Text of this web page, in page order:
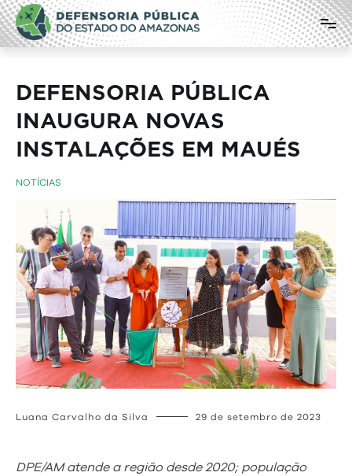
Pular
para
o
conteúdo
Defensoria Pública do Estado do
Amazonas
DEFENSORIA PÚBLICA
INAUGURA NOVAS
INSTALAÇÕES EM MAUÉS
NOTÍCIAS
Luana Carvalho da Silva 29 de setembro de 2023
DPE/AM atende a região desde 2020; população